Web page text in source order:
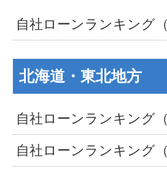
自社ローンランキング（
北海道・東北地方
自社ローンランキング（
自社ローンランキング（